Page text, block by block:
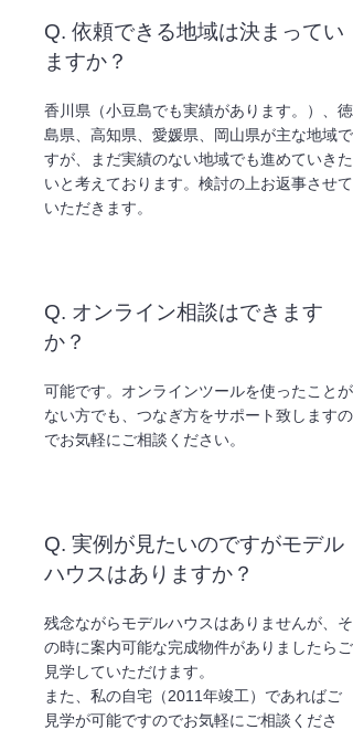
Q. 依頼できる地域は決まってい
ますか？
香川県（小豆島でも実績があります。）、徳
島県、高知県、愛媛県、岡山県が主な地域で
すが、まだ実績のない地域でも進めていきた
いと考えております。検討の上お返事させて
いただきます。​
Q. オンライン相談はできます
か？
可能です。オンラインツールを使ったことが
ない方でも、つなぎ方をサポート致しますの
でお気軽にご相談ください。
Q. 実例が見たいのですがモデル
ハウスはありますか？
残念ながらモデルハウスはありませんが、そ
の時に案内可能な完成物件がありましたらご
見学していただけます。
また、私の自宅（2011年竣工）であればご
見学が可能ですのでお気軽にご相談くださ